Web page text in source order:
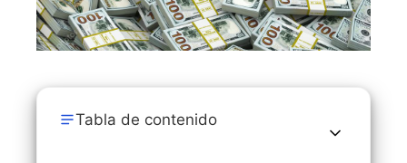
Tabla de contenido